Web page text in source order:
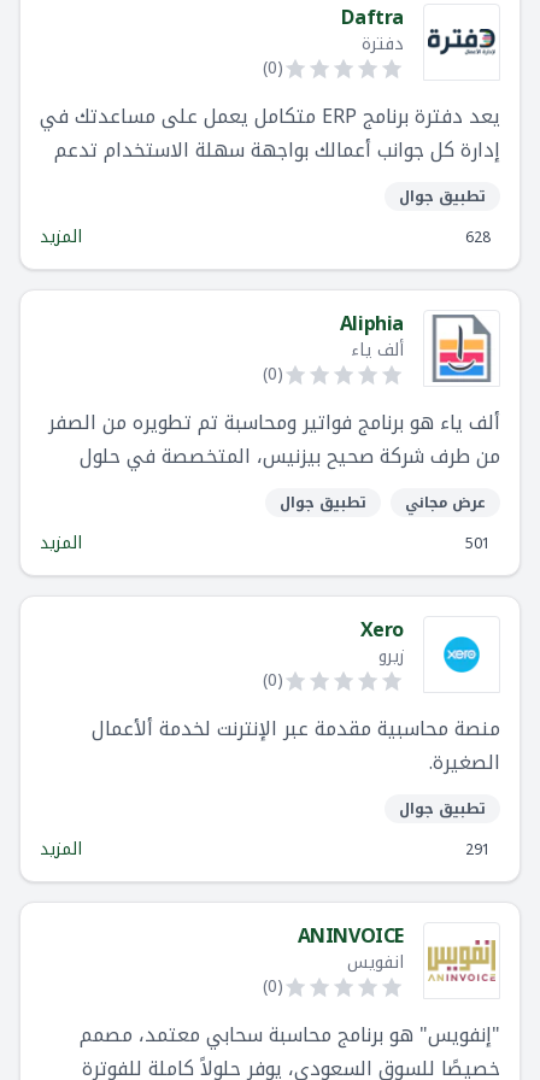
ضبط المخزون
عمليات نقل المخزون
تقارير المخزون
Daftra
دفترة
(
0
)
يعد دفترة برنامج ERP متكامل يعمل على مساعدتك في
إدارة كل جوانب أعمالك بواجهة سهلة الاستخدام تدعم
اللغة العربية.
تطبيق جوال
628
المزيد
Aliphia
ألف ياء
(
0
)
ألف ياء هو برنامج فواتير ومحاسبة تم تطويره من الصفر
من طرف شركة صحيح بيزنيس، المتخصصة في حلول
تكنولوجيا المعلومات والمتواجدة في السوق منذ عام
2011.
عرض مجاني
تطبيق جوال
501
المزيد
Xero
زيرو
(
0
)
منصة محاسبية مقدمة عبر الإنترنت لخدمة ألأعمال
الصغيرة.
تطبيق جوال
291
المزيد
ANINVOICE
انفويس
(
0
)
"إنفويس" هو برنامج محاسبة سحابي معتمد، مصمم
خصيصًا للسوق السعودي، يوفر حلولاً كاملة للفوترة